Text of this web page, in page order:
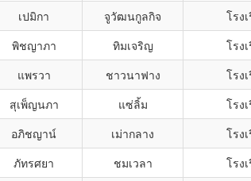
เปมิกา จูวัฒนกูลกิจ โรง
พิชญาภา ทิมเจริญ โรง
แพรวา ชาวนาฟาง โรง
สุเพ็ญนภา แซ่ลิ้ม โรง
อภิชญาน์ เม่ากลาง โรง
ภัทรศยา ชมเวลา โรง